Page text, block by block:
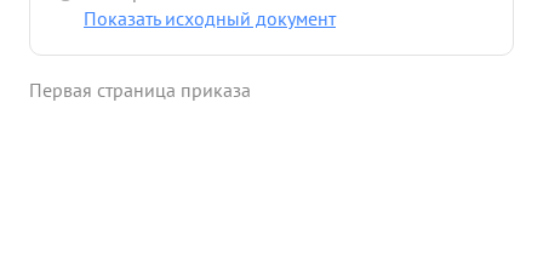
Показать исходный документ
Первая страница приказа